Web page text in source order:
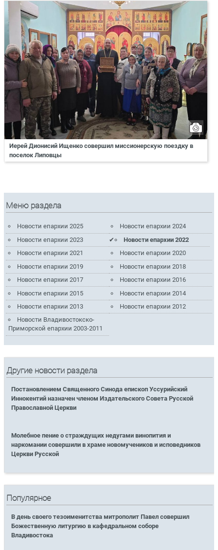
Иерей Дионисий Ищенко совершил миссионерскую поездку в
поселок Липовцы
Меню раздела
Новости епархии 2025
Новости епархии 2024
Новости епархии 2023
Новости епархии 2022
Новости епархии 2021
Новости епархии 2020
Новости епархии 2019
Новости епархии 2018
Новости епархии 2017
Новости епархии 2016
Новости епархии 2015
Новости епархии 2014
Новости епархии 2013
Новости епархии 2012
Новости Владивостокско-
Приморской епархии 2003-2011
Другие новости раздела
Постановлением Священного Синода епископ Уссурийский
Иннокентий назначен членом Издательского Совета Русской
Православной Церкви
Молебное пение о страждущих недугами винопития и
наркомании совершили в храме новомучеников и исповедников
Церкви Русской
Популярное
В день своего тезоименитства митрополит Павел совершил
Божественную литургию в кафедральном соборе
Владивостока